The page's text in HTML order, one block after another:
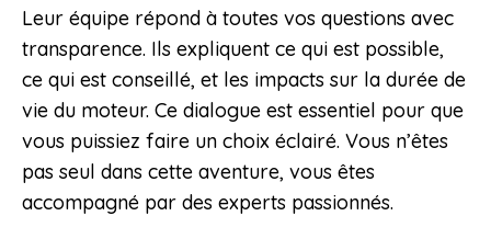
Leur équipe répond à toutes vos questions avec
transparence. Ils expliquent ce qui est possible,
ce qui est conseillé, et les impacts sur la durée de
vie du moteur. Ce dialogue est essentiel pour que
vous puissiez faire un choix éclairé. Vous n’êtes
pas seul dans cette aventure, vous êtes
accompagné par des experts passionnés.